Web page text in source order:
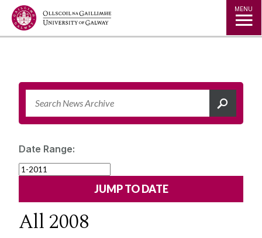
Jump to Content MENU
Date Range:
All 2008